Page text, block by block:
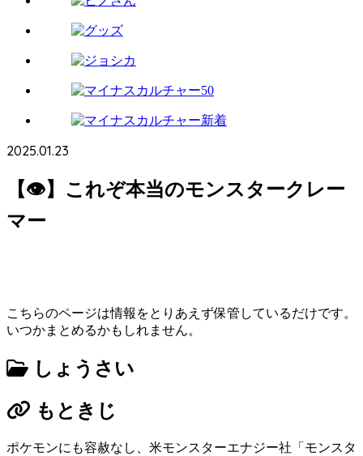
2025.01.23
【👁】これぞ本当のモンスタークレー
マー
こちらのページは情報をとりあえず保管しているだけです。
いつかまとめるかもしれません。
しょうさい
もときじ
ポケモンにも容赦なし、米モンスターエナジー社「モンスタ